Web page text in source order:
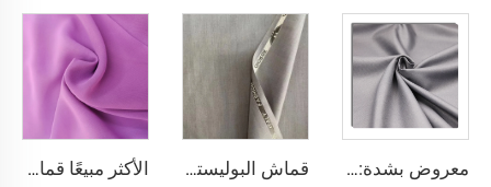
معروض بشدة: قماش ثوب مصنوع من بوليستر خيوط دوارة مخصص للمسلمين في منطقة الخليج العربي والشرق الأوسط قماش البوليستر والرايون ذو التويست المزدوج 80% بوليستر و20% فسكوز 420g/m القماش tr مناسب للرجال الأكثر مبيعًا قماش بوليستر شيفون خالص للفساتين والعبايات